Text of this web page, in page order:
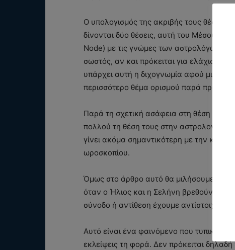
Ο υπολογισμός της ακριβής τους θέσης
δίνονται δύο θέσεις, αυτή του Μέσου
Node) με τις γνώμες των αστρολόγων να
σωστός, αν και πρόκειται για ελάχιστες
υπάρχει αυτή η διχογνωμία αφού μιλάμε
περισσότερο θέμα ορισμού παρά
Παρά τη σχετική ασάφεια στη θέση τους,
πολλού τη θέση τους στην αστρολογία,
γίνει ακόμα σημαντικότερη με την
ωροσκοπίου.
Όμως στο άρθρο αυτό θα μιλήσουμε για
όταν ο Ήλιος και η Σελήνη βρεθούν
σύνοδο ή αντίθεση έχουμε αντίστοιχα
Αυτό είναι ένα φαινόμενο που τυπικά
εκλείψεις τη φορά. Δεν πρόκειται